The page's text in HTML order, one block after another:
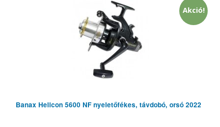
Akció!
Banax Helicon 5600 NF nyeletőfékes, távdobó, orsó 2022